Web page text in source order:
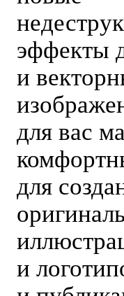
эффекты
и
для вас
для
и